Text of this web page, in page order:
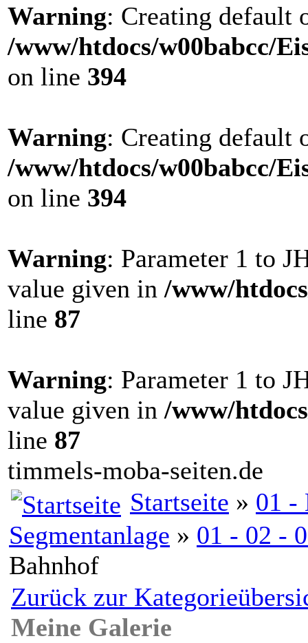
Warning: Creating default
/www/htdocs/w00babcc/
on line 394
Warning: Creating default
/www/htdocs/w00babcc/
on line 394
Warning: Parameter 1 to
value given in /www/
line 87
Warning: Parameter 1 to
value given in /www/
line 87
timmels-moba-seiten.de
Startseite » 01 -
Segmentanlage » 01 - 02 -
Bahnhof
Zurück zur
Meine Galerie